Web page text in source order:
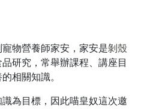
物營養師家安，家安是剝殼
研究，常舉辦課程、講座目
相關知識。
為目標，因此喵皇奴這次邀